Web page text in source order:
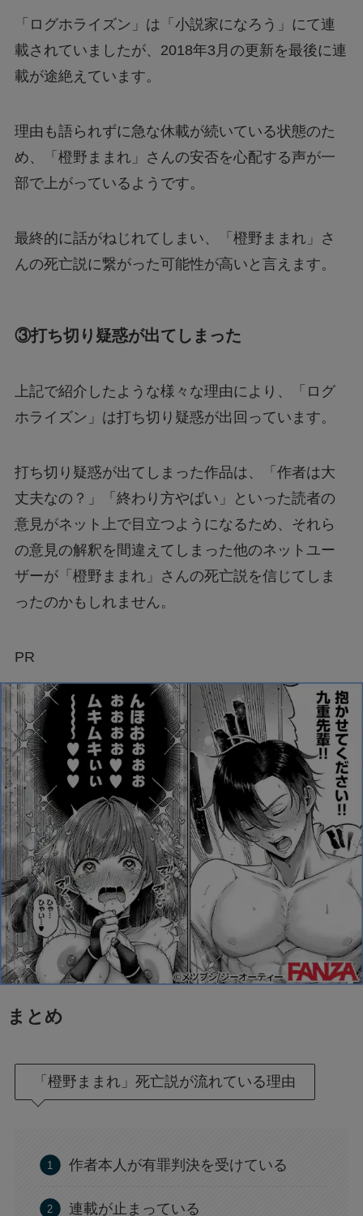
「ログホライズン」は「小説家になろう」にて連
載されていましたが、2018年3月の更新を最後に連
載が途絶えています。
理由も語られずに急な休載が続いている状態のた
め、「橙野ままれ」さんの安否を心配する声が一
部で上がっているようです。
最終的に話がねじれてしまい、「橙野ままれ」さ
んの死亡説に繋がった可能性が高いと言えます。
③打ち切り疑惑が出てしまった
上記で紹介したような様々な理由により、「ログ
ホライズン」は打ち切り疑惑が出回っています。
打ち切り疑惑が出てしまった作品は、「作者は大
丈夫なの？」「終わり方やばい」といった読者の
意見がネット上で目立つようになるため、それら
の意見の解釈を間違えてしまった他のネットユー
ザーが「橙野ままれ」さんの死亡説を信じてしま
ったのかもしれません。
PR
まとめ
「橙野ままれ」死亡説が流れている理由
作者本人が有罪判決を受けている
連載が止まっている